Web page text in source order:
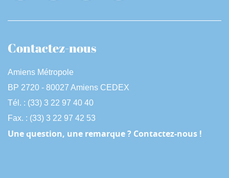
Contactez-nous
Amiens Métropole
BP 2720 - 80027 Amiens CEDEX
Tél. : (33) 3 22 97 40 40
Fax. : (33) 3 22 97 42 53
Une question, une remarque ? Contactez-nous !